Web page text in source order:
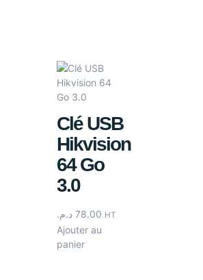
Clé USB
Hikvision
64 Go
3.0
78.00 د.م. HT
Ajouter au
panier